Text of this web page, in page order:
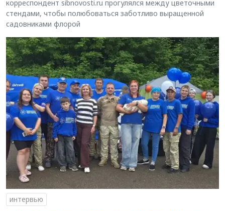
корреспондент sibnovosti.ru прогулялся между цветочными
стендами, чтобы полюбоваться заботливо выращенной
садовниками флорой
интервью